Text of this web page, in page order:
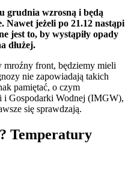
grudnia wzrosną i będą
Nawet jeżeli po 21.12 nastąpi
jest to, by wystąpiły opady
dłużej.
mroźny front, będziemy mieli
nie zapowiadają takich
pamiętać, o czym
i Gospodarki Wodnej (IMGW),
się sprawdzają.
Temperatury